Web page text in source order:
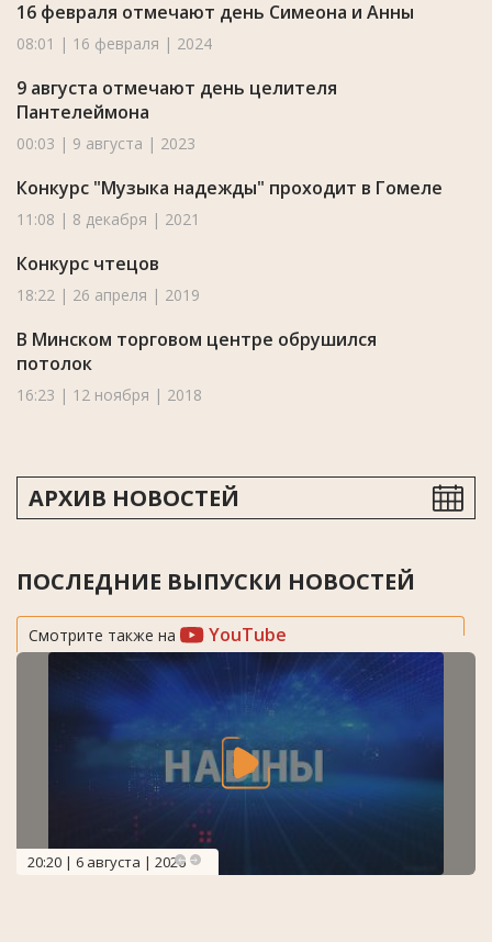
16 февраля отмечают день Симеона и Анны
08:01 | 16 февраля | 2024
9 августа отмечают день целителя
Пантелеймона
00:03 | 9 августа | 2023
Конкурс "Музыка надежды" проходит в Гомеле
11:08 | 8 декабря | 2021
Конкурс чтецов
18:22 | 26 апреля | 2019
В Минском торговом центре обрушился
потолок
16:23 | 12 ноября | 2018
АРХИВ НОВОСТЕЙ
ПОСЛЕДНИЕ ВЫПУСКИ НОВОСТЕЙ
Смотрите также на YouTube
20:20 | 6 августа | 2026